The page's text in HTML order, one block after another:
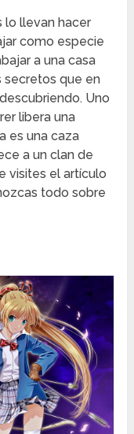
lo llevan hacer
como especie
a una casa
secretos que en
Uno
libera una
es una caza
a un clan de
visites el artículo
todo sobre